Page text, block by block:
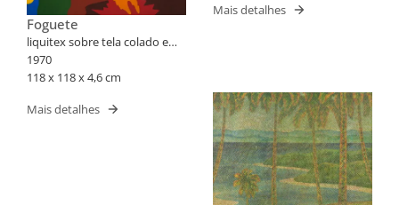
Foguete
liquitex sobre tela colado em
placa
1970
118 x 118 x 4,6 cm
Mais detalhes
Mais detalhes